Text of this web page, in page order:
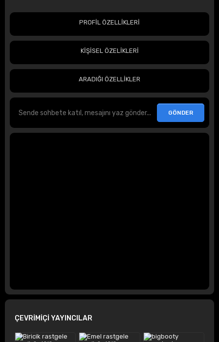
PROFİL ÖZELLİKLERİ
KİŞİSEL ÖZELİKLERİ
ARADIĞI ÖZELLİKLER
ÇEVRİMİÇİ YAYINCILAR